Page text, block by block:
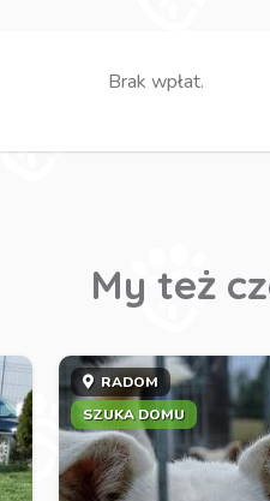
Brak wpłat.
My też
RADOM
SZUKA DOMU